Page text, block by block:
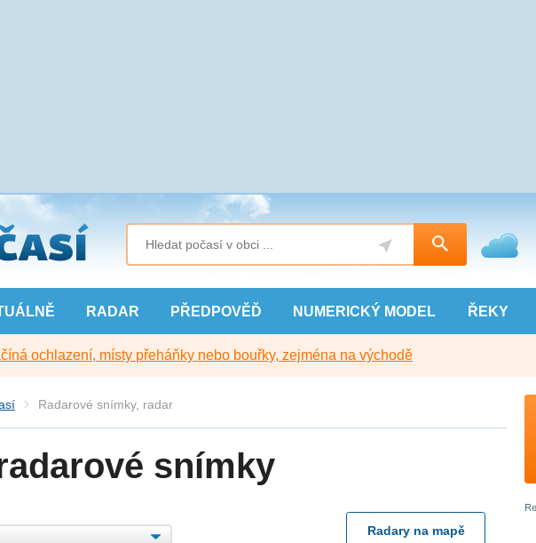
RADAR PŘEDPOVĚĎ NUMERICKÝ MODEL ŘEKY
ochlazení, místy přeháňky nebo bouřky, zejména na východě
Radarové snímky, radar
snímky
Radary na mapě